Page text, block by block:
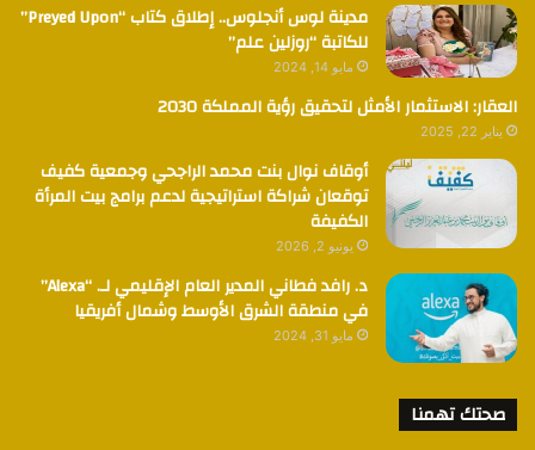
مدينة لوس أنجلوس.. إطلاق كتاب “Preyed Upon”
للكاتبة “روزلين علم”
مايو 14, 2024
العقار: الاستثمار الأمثل لتحقيق رؤية المملكة 2030
يناير 22, 2025
أوقاف نوال بنت محمد الراجحي وجمعية كفيف
توقعان شراكة استراتيجية لدعم برامج بيت المرأة
الكفيفة
يونيو 2, 2026
د. رافد فطاني المدير العام الإقليمي لـ. “Alexa”
في منطقة الشرق الأوسط وشمال أفريقيا
مايو 31, 2024
صحتك تهمنا